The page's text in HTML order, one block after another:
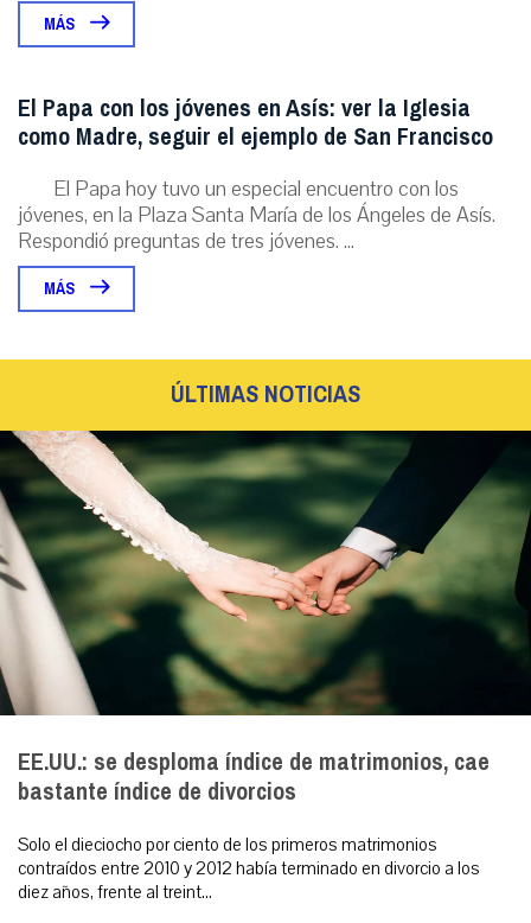
MÁS
El Papa con los jóvenes en Asís: ver la Iglesia
como Madre, seguir el ejemplo de San Francisco
El Papa hoy tuvo un especial encuentro con los
jóvenes, en la Plaza Santa María de los Ángeles de Asís.
Respondió preguntas de tres jóvenes. ...
MÁS
ÚLTIMAS NOTICIAS
EE.UU.: se desploma índice de matrimonios, cae
bastante índice de divorcios
Solo el dieciocho por ciento de los primeros matrimonios
contraídos entre 2010 y 2012 había terminado en divorcio a los
diez años, frente al treint...